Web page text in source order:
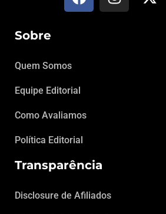
Sobre
Quem Somos
Equipe Editorial
Como Avaliamos
Política Editorial
Transparência
Disclosure de Afiliados